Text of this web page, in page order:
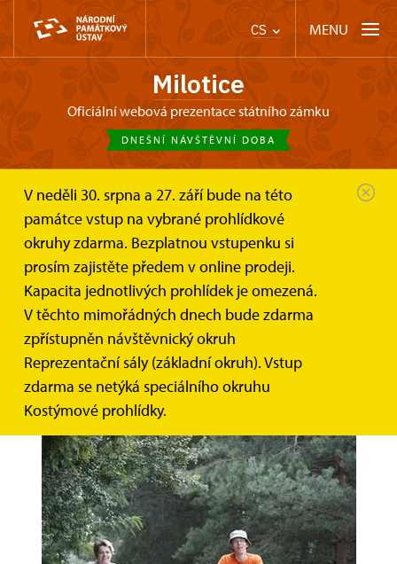
CS MENU
Milotice
oficiální webová prezentace státního zámku
DNEŠNÍ NÁVŠTĚVNÍ DOBA
V neděli 30. srpna a 27. září bude na této
památce vstup na vybrané prohlídkové
okruhy zdarma. Bezplatnou vstupenku si
prosím zajistěte předem v online prodeji.
Kapacita jednotlivých prohlídek je omezená.
V těchto mimořádných dnech bude zdarma
zpřístupněn návštěvnický okruh
Reprezentační sály (základní okruh). Vstup
zdarma se netýká speciálního okruhu
Kostýmové prohlídky.
Zámek Milotice
Tipy na výlet
"Tak do toho šlápni, ať vidíš...
"Tak do toho šlápni, ať vidíš
kousek světa.... drezínou stíráš
rosu na kolejích"